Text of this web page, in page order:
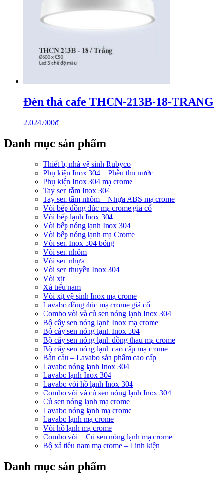
Đèn thả cafe THCN-213B-18-TRANG
2.024.000₫
Danh mục sản phẩm
Thiết bị nhà vệ sinh Rubyco
Phụ kiện Inox 304 – Phễu thu nước
Phụ kiện Inox 304 mạ crome
Tay sen tắm Inox 304
Tay sen tắm nhôm – Nhựa ABS mạ crome
Vòi bếp đồng đúc mạ crome giả cổ
Vòi bếp lạnh Inox 304
Vòi bếp nóng lạnh Inox 304
Vòi bếp nóng lạnh mạ Crome
Vòi sen Inox 304 bóng
Vòi sen nhôm
Vòi sen nhựa
Vòi sen thuyền Inox 304
Vòi xịt
Xả tiểu nam
Vòi xịt vệ sinh Inox mạ crome
Lavabo đồng đúc mạ crome giả cổ
Combo vòi và củ sen nóng lạnh Inox 304
Bộ cây sen nóng lạnh Inox mạ crome
Bộ cây sen nóng lạnh Inox 304
Bộ cây sen nóng lạnh đồng thau mạ crome
Bộ cây sen nóng lạnh cao cấp mạ crome
Bàn cầu – Lavabo sản phẩm cao cấp
Lavabo nóng lạnh Inox 304
Lavabo lạnh Inox 304
Lavabo vòi hồ lạnh Inox 304
Combo vòi và củ sen nóng lạnh Inox 304
Củ sen nóng lạnh mạ crome
Lavabo nóng lạnh mạ crome
Lavabo lạnh mạ crome
Vòi hồ lạnh mạ crome
Combo vòi – Củ sen nóng lạnh mạ crome
Bộ xả tiều nam mạ crome – Linh kiện
Danh mục sản phẩm